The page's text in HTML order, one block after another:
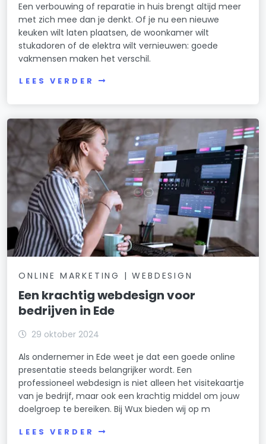
Een verbouwing of reparatie in huis brengt altijd meer
met zich mee dan je denkt. Of je nu een nieuwe
keuken wilt laten plaatsen, de woonkamer wilt
stukadoren of de elektra wilt vernieuwen: goede
vakmensen maken het verschil.
LEES VERDER
ONLINE MARKETING | WEBDESIGN
Een krachtig webdesign voor
bedrijven in Ede
29 oktober 2024
Als ondernemer in Ede weet je dat een goede online
presentatie steeds belangrijker wordt. Een
professioneel webdesign is niet alleen het visitekaartje
van je bedrijf, maar ook een krachtig middel om jouw
doelgroep te bereiken. Bij Wux bieden wij op m
LEES VERDER